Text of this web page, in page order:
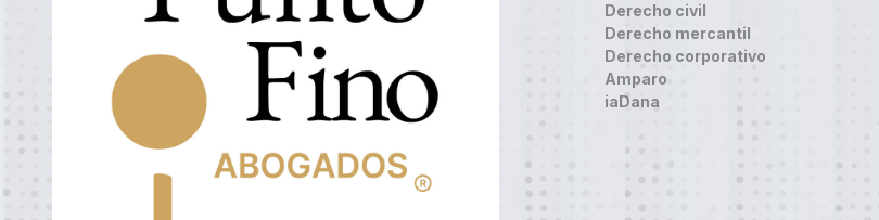
Derecho civil
Derecho mercantil
Derecho corporativo
Amparo
iaDana